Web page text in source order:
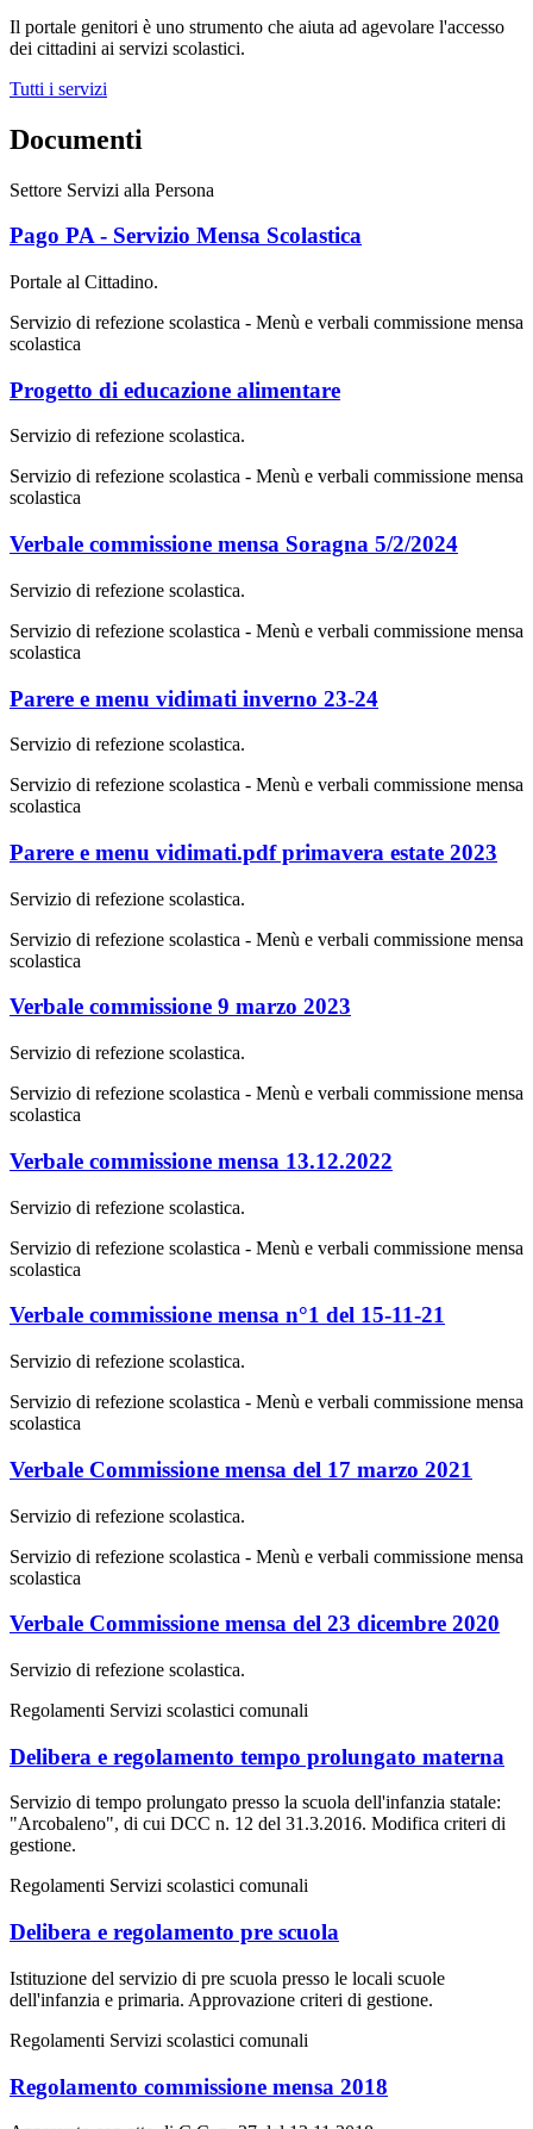
Il portale genitori è uno strumento che aiuta ad agevolare l'accesso
dei cittadini ai servizi scolastici.
Tutti i servizi
Documenti
Settore Servizi alla Persona
Pago PA - Servizio Mensa Scolastica
Portale al Cittadino.
Servizio di refezione scolastica - Menù e verbali commissione mensa
scolastica
Progetto di educazione alimentare
Servizio di refezione scolastica.
Servizio di refezione scolastica - Menù e verbali commissione mensa
scolastica
Verbale commissione mensa Soragna 5/2/2024
Servizio di refezione scolastica.
Servizio di refezione scolastica - Menù e verbali commissione mensa
scolastica
Parere e menu vidimati inverno 23-24
Servizio di refezione scolastica.
Servizio di refezione scolastica - Menù e verbali commissione mensa
scolastica
Parere e menu vidimati.pdf primavera estate 2023
Servizio di refezione scolastica.
Servizio di refezione scolastica - Menù e verbali commissione mensa
scolastica
Verbale commissione 9 marzo 2023
Servizio di refezione scolastica.
Servizio di refezione scolastica - Menù e verbali commissione mensa
scolastica
Verbale commissione mensa 13.12.2022
Servizio di refezione scolastica.
Servizio di refezione scolastica - Menù e verbali commissione mensa
scolastica
Verbale commissione mensa n°1 del 15-11-21
Servizio di refezione scolastica.
Servizio di refezione scolastica - Menù e verbali commissione mensa
scolastica
Verbale Commissione mensa del 17 marzo 2021
Servizio di refezione scolastica.
Servizio di refezione scolastica - Menù e verbali commissione mensa
scolastica
Verbale Commissione mensa del 23 dicembre 2020
Servizio di refezione scolastica.
Regolamenti Servizi scolastici comunali
Delibera e regolamento tempo prolungato materna
Servizio di tempo prolungato presso la scuola dell'infanzia statale:
"Arcobaleno", di cui DCC n. 12 del 31.3.2016. Modifica criteri di
gestione.
Regolamenti Servizi scolastici comunali
Delibera e regolamento pre scuola
Istituzione del servizio di pre scuola presso le locali scuole
dell'infanzia e primaria. Approvazione criteri di gestione.
Regolamenti Servizi scolastici comunali
Regolamento commissione mensa 2018